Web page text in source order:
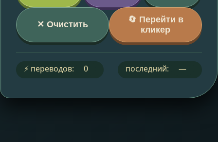
✕ Очистить
🔄 Перейти в
кликер
⚡ переводов: 0 последний: —